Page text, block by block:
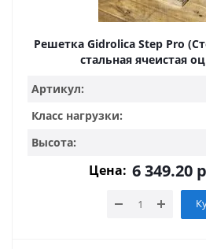
Решетка Gidrolica Step Pro
стальная ячеистая
Артикул:
Класс нагрузки:
Высота:
Цена: 6 349.20